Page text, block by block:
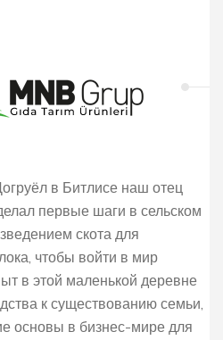
в Битлисе наш отец
первые шаги в сельском
скота для
чтобы войти в мир
в этой маленькой деревне
к существованию семьи,
основы в бизнес-мире для